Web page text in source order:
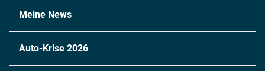
Meine News
Auto-Krise 2026